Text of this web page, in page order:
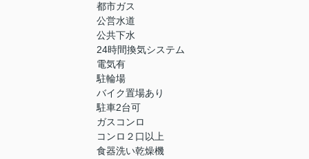
都市ガス
公営水道
公共下水
24時間換気システム
電気有
駐輪場
バイク置場あり
駐車2台可
ガスコンロ
コンロ２口以上
食器洗い乾燥機